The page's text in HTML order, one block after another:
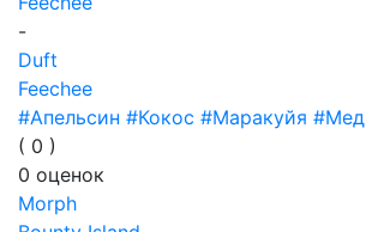
-
Duft
Feechee
#Апельсин #Кокос #Маракуйя #Мед
( 0 )
0 оценок
Morph